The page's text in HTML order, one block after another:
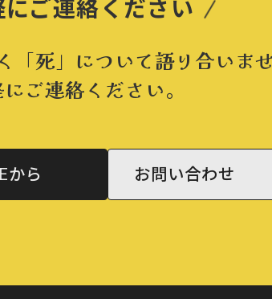
にご連絡ください
「死」について語り合いま
ご連絡ください。
から お問い合わせ